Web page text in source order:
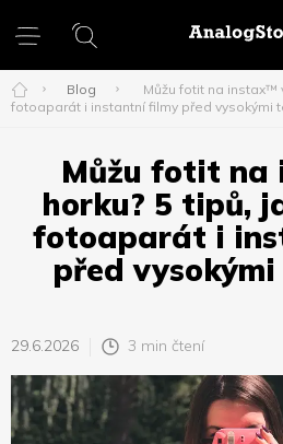
obsah
Blog
Můžu fotit na instax™
fotoaparát i instantní filmy před vysokými
Můžu fotit
horku? 5 tipů,
fotoaparát i
před
29.6.2026 3 min čtení